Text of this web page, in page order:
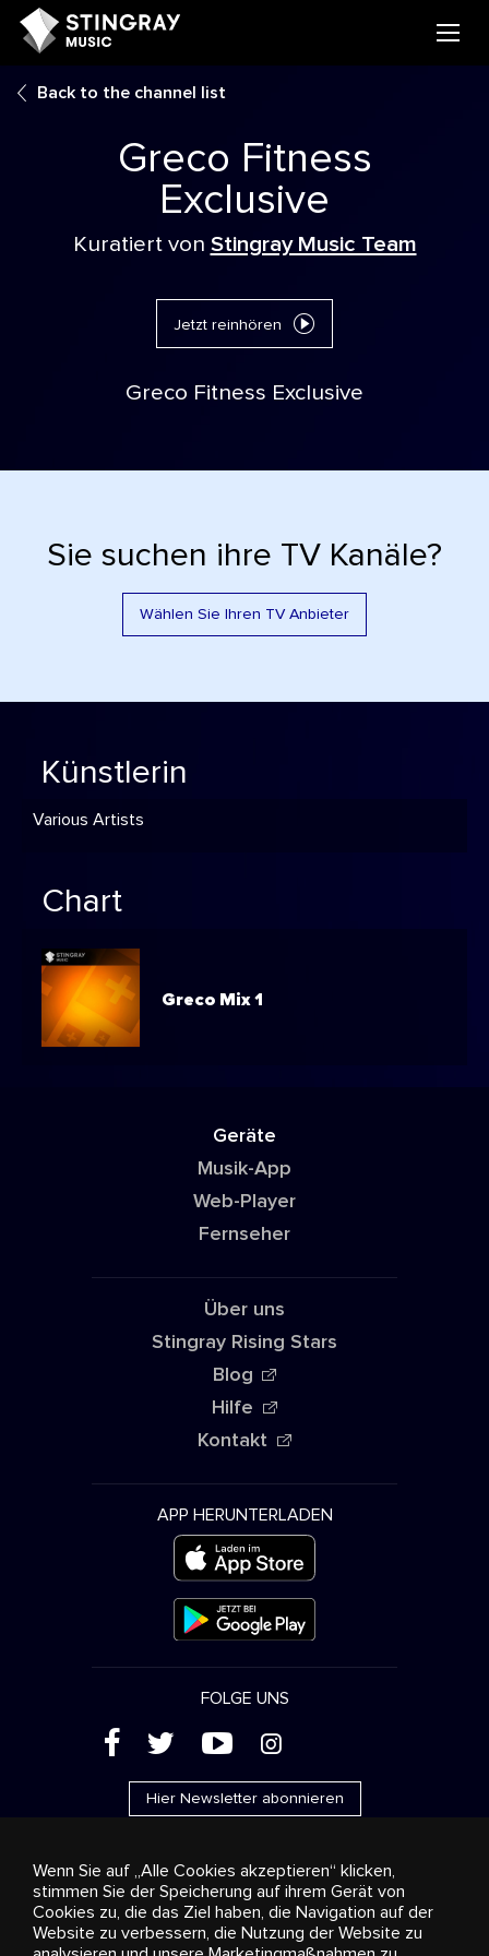
Back to the channel list
Greco Fitness
Exclusive
Kuratiert von Stingray Music Team
Jetzt reinhören
Greco Fitness Exclusive
Sie suchen ihre TV Kanäle?
Wählen Sie Ihren TV Anbieter
Künstlerin
Various Artists
Chart
Greco Mix 1
Geräte
Musik-App
Web-Player
Fernseher
Über uns
Stingray Rising Stars
Blog
Hilfe
Kontakt
APP HERUNTERLADEN
FOLGE UNS
( ' + &
Hier Newsletter abonnieren
Werbung Streaming und Vertrieb
Konsumgüter
Geschäftslösungen
Radio Über uns
Cookies
Wenn Sie auf „Alle Cookies akzeptieren“ klicken,
stimmen Sie der Speicherung auf ihrem Gerät von
Cookies zu, die das Ziel haben, die Navigation auf der
Website zu verbessern, die Nutzung der Website zu